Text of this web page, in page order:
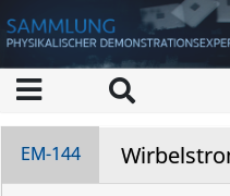
EM-144